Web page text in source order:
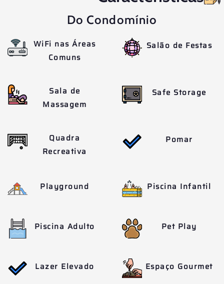
Do Condomínio
WiFi nas Áreas
Comuns
Salão de Festas
Sala de
Massagem
Safe Storage
Quadra
Recreativa
Pomar
Playground Piscina Infantil
Piscina Adulto Pet Play
Lazer Elevado Espaço Gourmet